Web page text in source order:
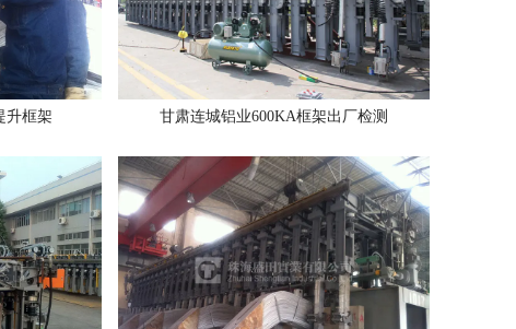
升框架 甘肃连城铝业600KA框架出厂检测